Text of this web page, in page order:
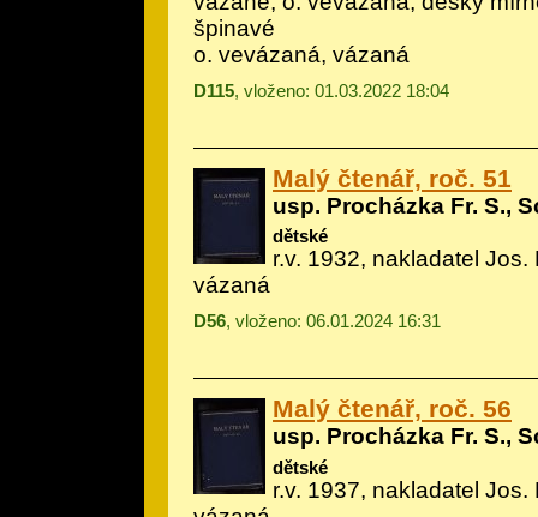
špinavé
o. vevázaná, vázaná
D115, vloženo: 01.03.2022 18:04
Malý čtenář, roč. 51
usp. Procházka Fr. S.,
dětské
r.v. 1932, nakladatel Jos.
vázaná
D56, vloženo: 06.01.2024 16:31
Malý čtenář, roč. 56
usp. Procházka Fr. S.,
dětské
r.v. 1937, nakladatel Jos.